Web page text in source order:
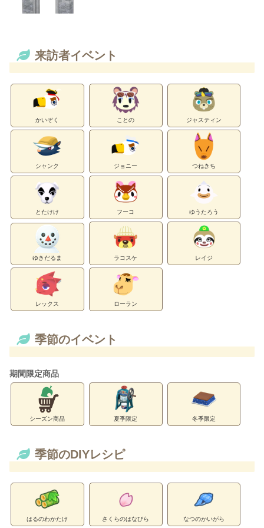
来訪者イベント
かいぞく ことの ジャスティン
シャンク ジョニー つねきち
とたけけ フーコ ゆうたろう
ゆきだるま ラコスケ レイジ
レックス ローラン
季節のイベント
期間限定商品
シーズン商品 夏季限定 冬季限定
季節のDIYレシピ
はるのわかたけ さくらのはなびら なつのかいがら